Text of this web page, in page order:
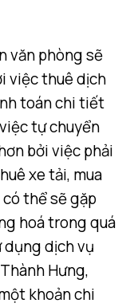
văn phòng sẽ
việc thuê dịch
toán chi tiết
tự chuyển
bởi việc phải
xe tải, mua
có thể sẽ gặp
hoá trong quá
dịch vụ
Hưng,
khoản chi